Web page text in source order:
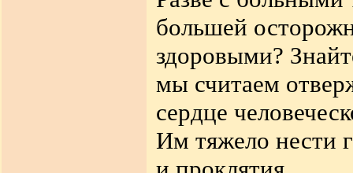
большей
здоровыми?
мы считаем
сердце
Им тяжело нести